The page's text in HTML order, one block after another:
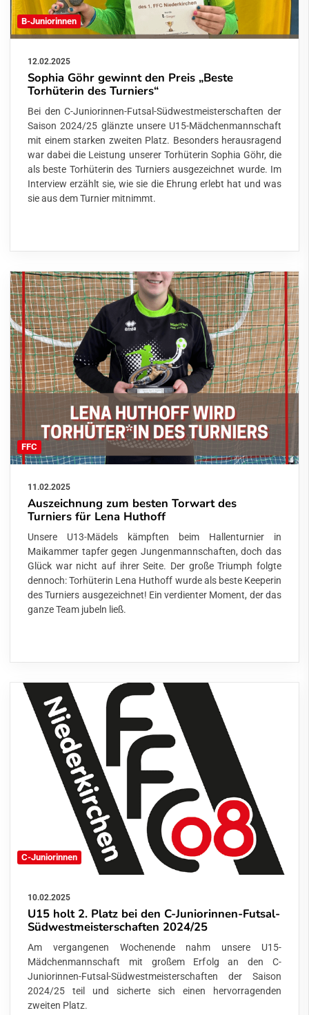
B-Juniorinnen
12.02.2025
Sophia Göhr gewinnt den Preis „Beste
Torhüterin des Turniers“
Bei den C-Juniorinnen-Futsal-Südwestmeisterschaften der
Saison 2024/25 glänzte unsere U15-Mädchenmannschaft
mit einem starken zweiten Platz. Besonders herausragend
war dabei die Leistung unserer Torhüterin Sophia Göhr, die
als beste Torhüterin des Turniers ausgezeichnet wurde. Im
Interview erzählt sie, wie sie die Ehrung erlebt hat und was
sie aus dem Turnier mitnimmt.
FFC
11.02.2025
Auszeichnung zum besten Torwart des
Turniers für Lena Huthoff
Unsere U13-Mädels kämpften beim Hallenturnier in
Maikammer tapfer gegen Jungenmannschaften, doch das
Glück war nicht auf ihrer Seite. Der große Triumph folgte
dennoch: Torhüterin Lena Huthoff wurde als beste Keeperin
des Turniers ausgezeichnet! Ein verdienter Moment, der das
ganze Team jubeln ließ.
C-Juniorinnen
10.02.2025
U15 holt 2. Platz bei den C-Juniorinnen-Futsal-
Südwestmeisterschaften 2024/25
Am vergangenen Wochenende nahm unsere U15-
Mädchenmannschaft mit großem Erfolg an den C-
Juniorinnen-Futsal-Südwestmeisterschaften der Saison
2024/25 teil und sicherte sich einen hervorragenden
zweiten Platz.